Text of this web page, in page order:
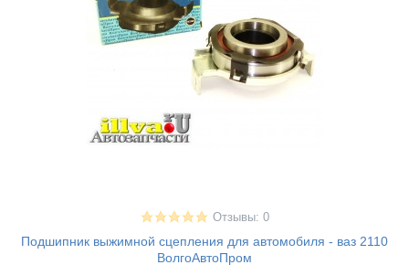
Отзывы: 0
Подшипник выжимной сцепления для автомобиля - ваз 2110
ВолгоАвтоПром